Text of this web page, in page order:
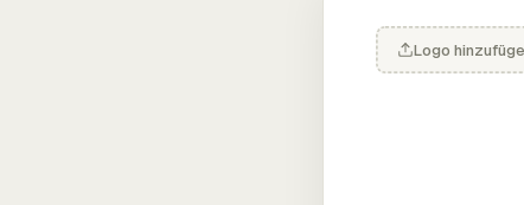
Logo